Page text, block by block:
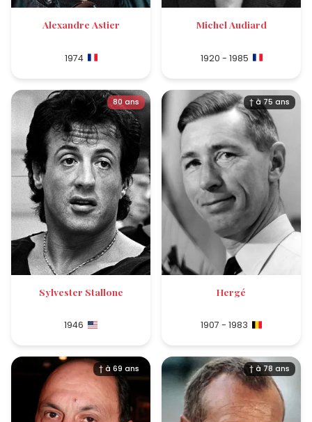
Alexandre Astier
1974
Michel Audiard
1920 - 1985
80 ans
Sylvester Stallone
1946
† à 75 ans
Hergé
1907 - 1983
† à 69 ans † à 78 ans